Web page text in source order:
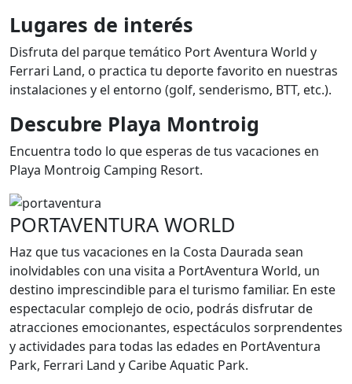
Lugares de interés
Disfruta del parque temático Port Aventura World y
Ferrari Land, o practica tu deporte favorito en nuestras
instalaciones y el entorno (golf, senderismo, BTT, etc.).
Descubre Playa Montroig
Encuentra todo lo que esperas de tus vacaciones en
Playa Montroig Camping Resort.
PORTAVENTURA WORLD
Haz que tus vacaciones en la Costa Daurada sean
inolvidables con una visita a PortAventura World, un
destino imprescindible para el turismo familiar. En este
espectacular complejo de ocio, podrás disfrutar de
atracciones emocionantes, espectáculos sorprendentes
y actividades para todas las edades en PortAventura
Park, Ferrari Land y Caribe Aquatic Park.